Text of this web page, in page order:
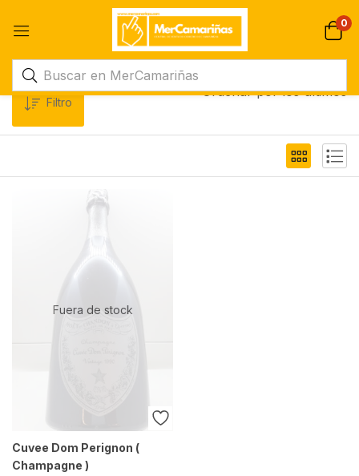
0
Filtro
Ordenar por los últimos
Fuera de stock
Cuvee Dom Perignon (
Champagne )